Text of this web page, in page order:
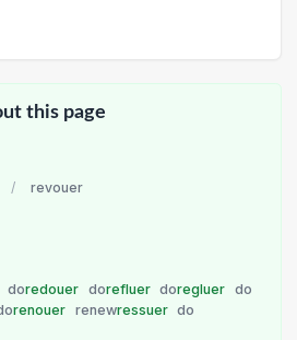
this page
/ revouer
doredouer dorefluer doregluer do
renouer renewressuer do